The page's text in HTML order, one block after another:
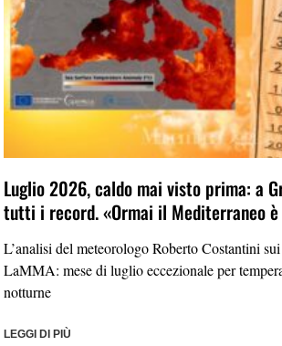
Luglio 2026, caldo mai visto prima: a
tutti i record. «Ormai il Mediterraneo
L’analisi del meteorologo Roberto Costantini
LaMMA: mese di luglio eccezionale per
notturne
LEGGI DI PIÙ